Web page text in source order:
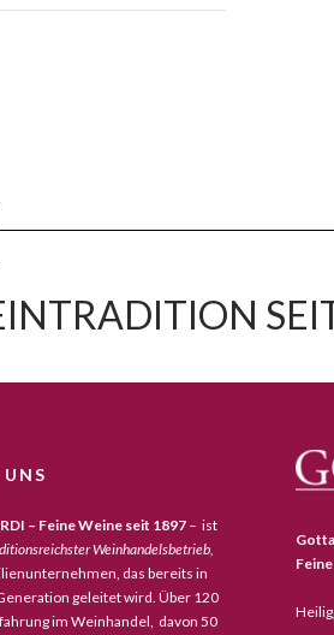
UNS
– Feine Weine seit 1897– ist
Weinhandelsbetrieb,
das bereits in
geleitet wird. Über 120
im Weinhandel, davon 50